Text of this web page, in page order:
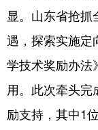
政事
文娱
健康
多语种频道
显。山东省抢
遇，探索实施定
学技术奖励办法
用。此次牵头
励支持，其中1